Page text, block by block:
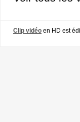
Clip vidéo en HD est